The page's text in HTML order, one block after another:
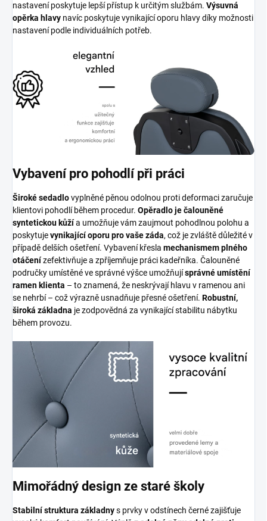
nastavení poskytuje lepší přístup k určitým službám. Výsuvná
opěrka hlavy navíc poskytuje vynikající oporu hlavy díky možnosti
nastavení podle individuálních potřeb.
Vybavení pro pohodlí při práci
Široké sedadlovyplněné pěnou odolnou proti deformaci zaručuje
klientovi pohodlí během procedur. Opěradlo je čalouněné
syntetickou kůžía umožňuje vám zaujmout pohodlnou polohu a
poskytujevynikající oporu pro vaše záda, což je zvláště důležité v
případě delších ošetření. Vybavení křesla mechanismem plného
otáčenízefektivňuje a zpříjemňuje práci kadeřníka. Čalouněné
područky umístěné ve správné výšce umožňujísprávné umístění
ramen klienta – to znamená, že neskrývají hlavu v ramenou ani
se nehrbí – což výrazně usnadňuje přesné ošetření. Robustní,
široká základna je zodpovědná za vynikající stabilitu nábytku
během provozu.
Mimořádný design ze staré školy
Stabilní struktura základnys prvky v odstínech černé zajišťuje